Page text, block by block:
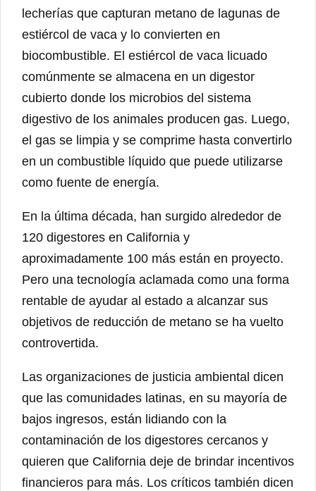
lecherías que capturan metano de lagunas de
estiércol de vaca y lo convierten en
biocombustible. El estiércol de vaca licuado
comúnmente se almacena en un digestor
cubierto donde los microbios del sistema
digestivo de los animales producen gas. Luego,
el gas se limpia y se comprime hasta convertirlo
en un combustible líquido que puede utilizarse
como fuente de energía.
En la última década, han surgido alrededor de
120 digestores en California y
aproximadamente 100 más están en proyecto.
Pero una tecnología aclamada como una forma
rentable de ayudar al estado a alcanzar sus
objetivos de reducción de metano se ha vuelto
controvertida.
Las organizaciones de justicia ambiental dicen
que las comunidades latinas, en su mayoría de
bajos ingresos, están lidiando con la
contaminación de los digestores cercanos y
quieren que California deje de brindar incentivos
financieros para más. Los críticos también dicen